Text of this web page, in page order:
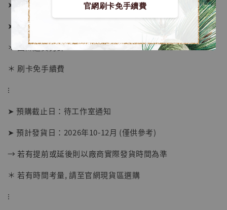
官網刷卡免手續費
【店內現貨】海賊王 系列蒐藏雕像 布魯克達
➤ 1/6價格 3480元 (訂金1380)
➤ 1/4價格 5980元 (訂金2580)
＊ 國際運費另計
＊ 刷卡免手續費
⁝
➤ 預購截止日：待工作室通知
➤ 預計發貨日：2026年10-12月 (僅供參考)
→ 若有提前或延後則以廠商實際發貨時間為準
＊ 若有時間考量, 請至官網現貨區選購
⁝